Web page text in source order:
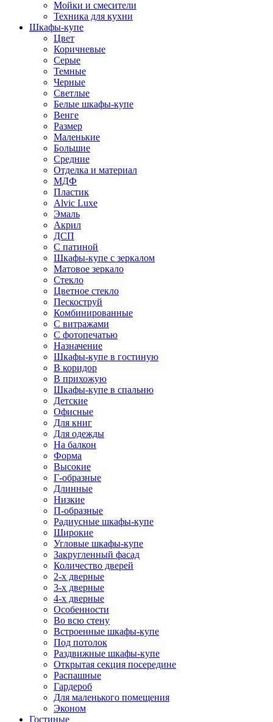
Мойки и смесители
Техника для кухни
Шкафы-купе
Цвет
Коричневые
Серые
Темные
Черные
Светлые
Белые шкафы-купе
Венге
Размер
Маленькие
Большие
Средние
Отделка и материал
МДФ
Пластик
Alvic Luxe
Эмаль
Акрил
ДСП
С патиной
Шкафы-купе с зеркалом
Матовое зеркало
Стекло
Цветное стекло
Пескоструй
Комбинированные
С витражами
С фотопечатью
Назначение
Шкафы-купе в гостиную
В коридор
В прихожую
Шкафы-купе в спальню
Детские
Офисные
Для книг
Для одежды
На балкон
Форма
Высокие
Г-образные
Длинные
Низкие
П-образные
Радиусные шкафы-купе
Широкие
Угловые шкафы-купе
Закругленный фасад
Количество дверей
2-х дверные
3-х дверные
4-х дверные
Особенности
Во всю стену
Встроенные шкафы-купе
Под потолок
Раздвижные шкафы-купе
Открытая секция посередине
Распашные
Гардероб
Для маленького помещения
Эконом
Гостиные